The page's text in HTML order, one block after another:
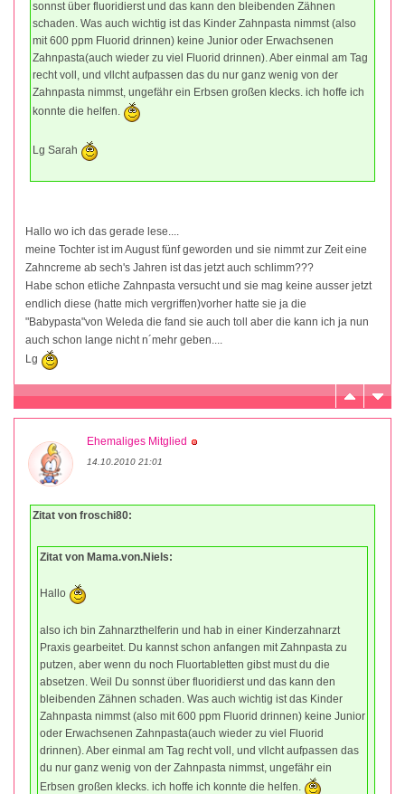
sonnst über fluoridierst und das kann den bleibenden Zähnen
schaden. Was auch wichtig ist das Kinder Zahnpasta nimmst (also
mit 600 ppm Fluorid drinnen) keine Junior oder Erwachsenen
Zahnpasta(auch wieder zu viel Fluorid drinnen). Aber einmal am Tag
recht voll, und vllcht aufpassen das du nur ganz wenig von der
Zahnpasta nimmst, ungefähr ein Erbsen großen klecks. ich hoffe ich
konnte die helfen.
Lg Sarah
Hallo wo ich das gerade lese....
meine Tochter ist im August fünf geworden und sie nimmt zur Zeit eine
Zahncreme ab sech's Jahren ist das jetzt auch schlimm???
Habe schon etliche Zahnpasta versucht und sie mag keine ausser jetzt
endlich diese (hatte mich vergriffen)vorher hatte sie ja die
"Babypasta"von Weleda die fand sie auch toll aber die kann ich ja nun
auch schon lange nicht n´mehr geben....
Lg
Ehemaliges Mitglied
14.10.2010 21:01
Zitat von froschi80:
Zitat von Mama.von.Niels:
Hallo
also ich bin Zahnarzthelferin und hab in einer Kinderzahnarzt
Praxis gearbeitet. Du kannst schon anfangen mit Zahnpasta zu
putzen, aber wenn du noch Fluortabletten gibst must du die
absetzen. Weil Du sonnst über fluoridierst und das kann den
bleibenden Zähnen schaden. Was auch wichtig ist das Kinder
Zahnpasta nimmst (also mit 600 ppm Fluorid drinnen) keine Junior
oder Erwachsenen Zahnpasta(auch wieder zu viel Fluorid
drinnen). Aber einmal am Tag recht voll, und vllcht aufpassen das
du nur ganz wenig von der Zahnpasta nimmst, ungefähr ein
Erbsen großen klecks. ich hoffe ich konnte die helfen.